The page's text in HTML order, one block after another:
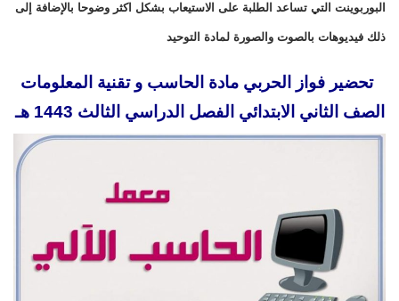
البوربوينت التي تساعد الطلبة على الاستيعاب بشكل اكثر وضوحا بالإضافة إلى
ذلك فيديوهات بالصوت والصورة لمادة التوحيد
تحضير فواز الحربي مادة الحاسب و تقنية المعلومات
الصف الثاني الابتدائي الفصل الدراسي الثالث 1443 هـ